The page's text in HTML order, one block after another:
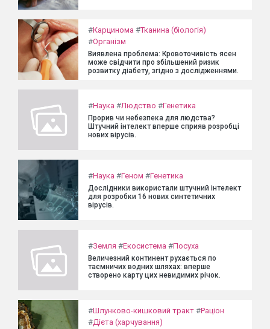
#Карцинома #Тканина (біологія)
#Організм
Виявлена проблема: Кровоточивість ясен
може свідчити про збільшений ризик
розвитку діабету, згідно з дослідженнями.
#Наука #Людство #Генетика
Прорив чи небезпека для людства?
Штучний інтелект вперше сприяв розробці
нових вірусів.
#Наука #Геном #Генетика
Дослідники використали штучний інтелект
для розробки 16 нових синтетичних
вірусів.
#Земля #Екосистема #Посуха
Величезний континент рухається по
таємничих водних шляхах: вперше
створено карту цих невидимих річок.
#Шлунково-кишковий тракт #Раціон
#Дієта (харчування)